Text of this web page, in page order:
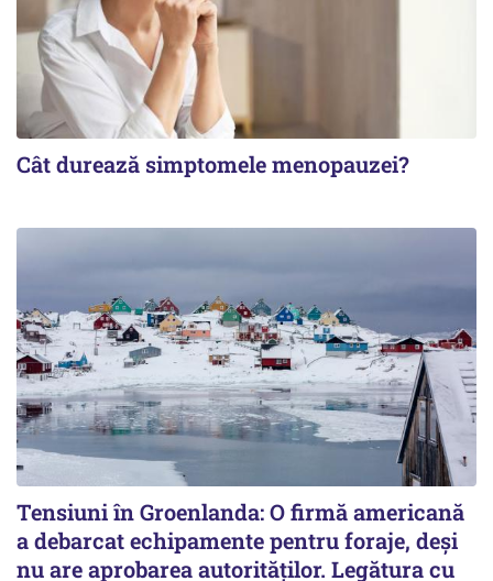
Cât durează simptomele menopauzei?
Tensiuni în Groenlanda: O firmă americană
a debarcat echipamente pentru foraje, deși
nu are aprobarea autorităților. Legătura cu